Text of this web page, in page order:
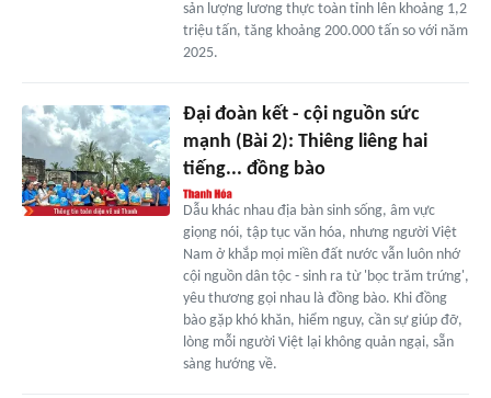
sản lượng lương thực toàn tỉnh lên khoảng 1,2
triệu tấn, tăng khoảng 200.000 tấn so với năm
2025.
Đại đoàn kết - cội nguồn sức
mạnh (Bài 2): Thiêng liêng hai
tiếng... đồng bào
Dẫu khác nhau địa bàn sinh sống, âm vực
giọng nói, tập tục văn hóa, nhưng người Việt
Nam ở khắp mọi miền đất nước vẫn luôn nhớ
cội nguồn dân tộc - sinh ra từ 'bọc trăm trứng',
yêu thương gọi nhau là đồng bào. Khi đồng
bào gặp khó khăn, hiểm nguy, cần sự giúp đỡ,
lòng mỗi người Việt lại không quản ngại, sẵn
sàng hướng về.